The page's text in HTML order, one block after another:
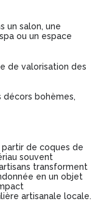
un salon, une
ou un espace
de valorisation des
décors bohèmes,
de coques de
souvent
transforment
en un objet
artisanale locale.